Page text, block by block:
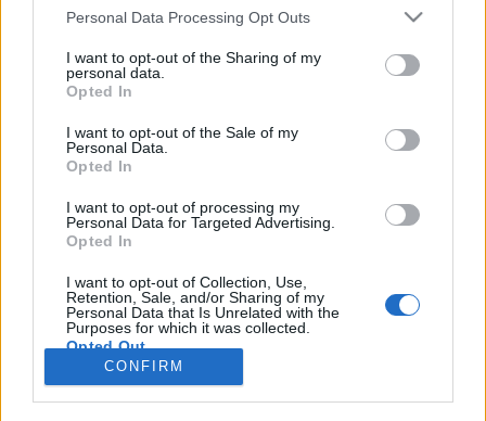
Personal Data Processing Opt Outs
I want to opt-out of the Sharing of my
personal data.
Opted In
I want to opt-out of the Sale of my
Personal Data.
Opted In
I want to opt-out of processing my
Personal Data for Targeted Advertising.
Opted In
I want to opt-out of Collection, Use,
Retention, Sale, and/or Sharing of my
Personal Data that Is Unrelated with the
Purposes for which it was collected.
Opted Out
CONFIRM
Registrati Redazione Invia notizia Feed RSS Facebook
Twitter
Legnanonews.com
Sito di informazione locale
Direttore responsabile: Marco Tajè
Redazione: Via Matteotti, 3 (presso Famiglia Legnanese)
20025 Legnano (MI)
Email Direzione: direttore@legnanonews.com
Email Redazione: info@legnanonews.com
Pubblicità: commerciale@legnanonews.com
Tutti i contenuti originali sono di proprietà di LegnanoNews, ne è
consentito l'utilizzo citando il sito come fonte. Dei contenuti non originali